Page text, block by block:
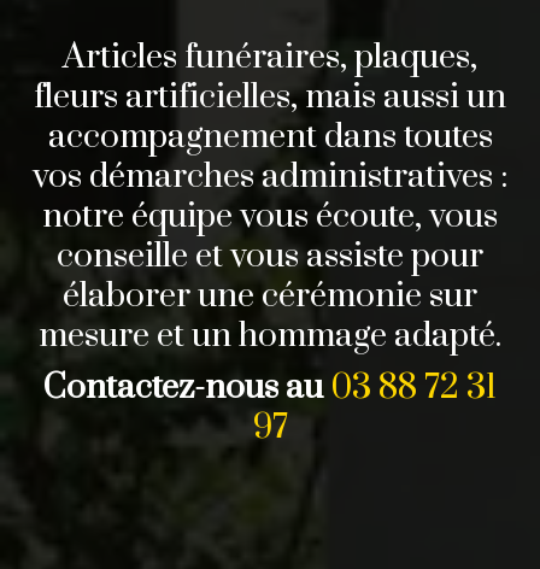
Articles funéraires, plaques,
fleurs artificielles, mais aussi un
accompagnement dans toutes
vos démarches administratives :
notre équipe vous écoute, vous
conseille et vous assiste pour
élaborer une cérémonie sur
mesure et un hommage adapté.
Contactez-nous au 03 88 72 31
97